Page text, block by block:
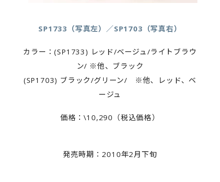
SP1733（写真左）／SP1703（写真右）
カラー：(SP1733) レッド/ベージュ/ライトブラウ
ン/ ※他、ブラック
(SP1703) ブラック/グリーン/ ※他、レッド、ベ
ージュ
価格：\10,290（税込価格）
発売時期：2010年2月下旬